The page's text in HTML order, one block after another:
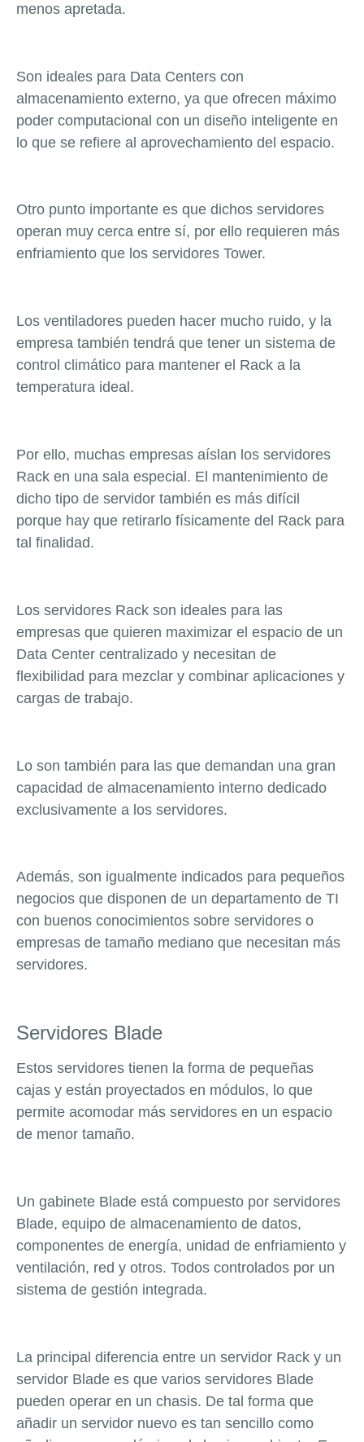
menos apretada.
Son ideales para Data Centers con
almacenamiento externo, ya que ofrecen máximo
poder computacional con un diseño inteligente en
lo que se refiere al aprovechamiento del espacio.
Otro punto importante es que dichos servidores
operan muy cerca entre sí, por ello requieren más
enfriamiento que los servidores Tower.
Los ventiladores pueden hacer mucho ruido, y la
empresa también tendrá que tener un sistema de
control climático para mantener el Rack a la
temperatura ideal.
Por ello, muchas empresas aíslan los servidores
Rack en una sala especial. El mantenimiento de
dicho tipo de servidor también es más difícil
porque hay que retirarlo físicamente del Rack para
tal finalidad.
Los servidores Rack son ideales para las
empresas que quieren maximizar el espacio de un
Data Center centralizado y necesitan de
flexibilidad para mezclar y combinar aplicaciones y
cargas de trabajo.
Lo son también para las que demandan una gran
capacidad de almacenamiento interno dedicado
exclusivamente a los servidores.
Además, son igualmente indicados para pequeños
negocios que disponen de un departamento de TI
con buenos conocimientos sobre servidores o
empresas de tamaño mediano que necesitan más
servidores.
Servidores Blade
Estos servidores tienen la forma de pequeñas
cajas y están proyectados en módulos, lo que
permite acomodar más servidores en un espacio
de menor tamaño.
Un gabinete Blade está compuesto por servidores
Blade, equipo de almacenamiento de datos,
componentes de energía, unidad de enfriamiento y
ventilación, red y otros. Todos controlados por un
sistema de gestión integrada.
La principal diferencia entre un servidor Rack y un
servidor Blade es que varios servidores Blade
pueden operar en un chasis. De tal forma que
añadir un servidor nuevo es tan sencillo como